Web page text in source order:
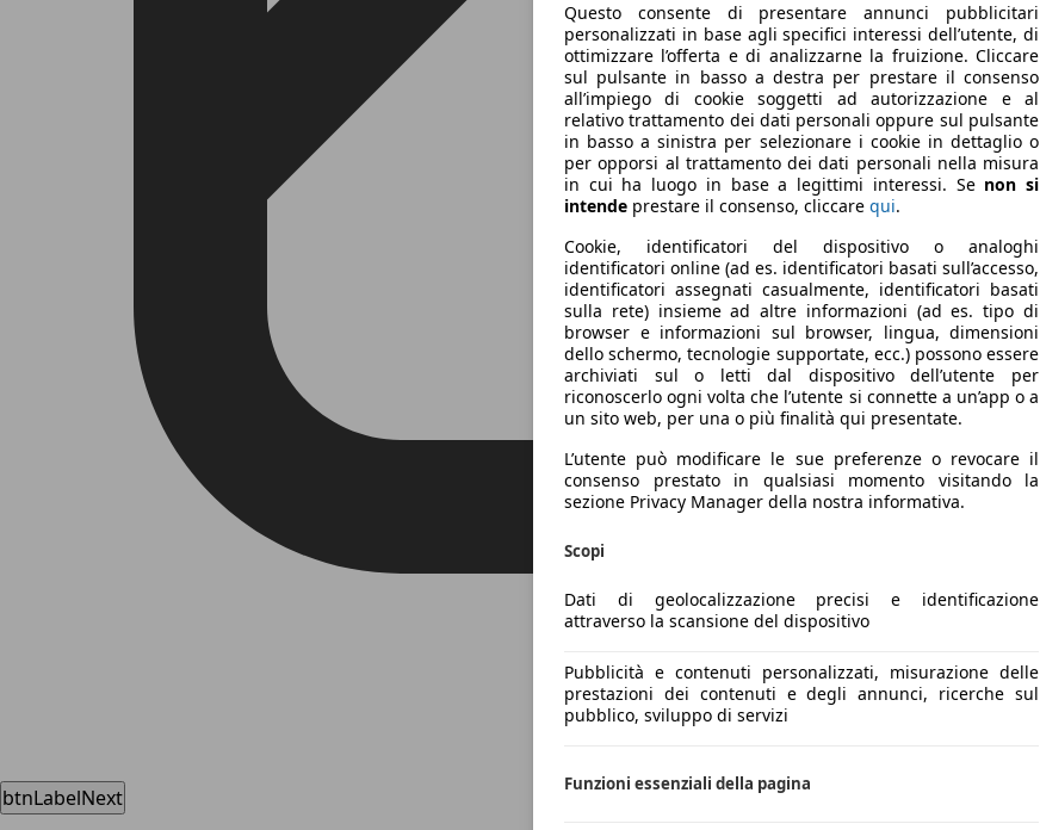
btnLabelNext
Questo consente di presentare annunci pubblicitari
personalizzati in base agli specifici interessi dell’utente, di
ottimizzare l’offerta e di analizzarne la fruizione. Cliccare
sul pulsante in basso a destra per prestare il consenso
all’impiego di cookie soggetti ad autorizzazione e al
relativo trattamento dei dati personali oppure sul pulsante
in basso a sinistra per selezionare i cookie in dettaglio o
per opporsi al trattamento dei dati personali nella misura
in cui ha luogo in base a legittimi interessi. Se non si
intende prestare il consenso, cliccare qui.
Cookie, identificatori del dispositivo o analoghi
identificatori online (ad es. identificatori basati sull’accesso,
identificatori assegnati casualmente, identificatori basati
sulla rete) insieme ad altre informazioni (ad es. tipo di
browser e informazioni sul browser, lingua, dimensioni
dello schermo, tecnologie supportate, ecc.) possono essere
archiviati sul o letti dal dispositivo dell’utente per
riconoscerlo ogni volta che l’utente si connette a un’app o a
un sito web, per una o più finalità qui presentate.
L’utente può modificare le sue preferenze o revocare il
consenso prestato in qualsiasi momento visitando la
sezione Privacy Manager della nostra informativa.
Scopi
Dati di geolocalizzazione precisi e identificazione
attraverso la scansione del dispositivo
Pubblicità e contenuti personalizzati, misurazione delle
prestazioni dei contenuti e degli annunci, ricerche sul
pubblico, sviluppo di servizi
Funzioni essenziali della pagina